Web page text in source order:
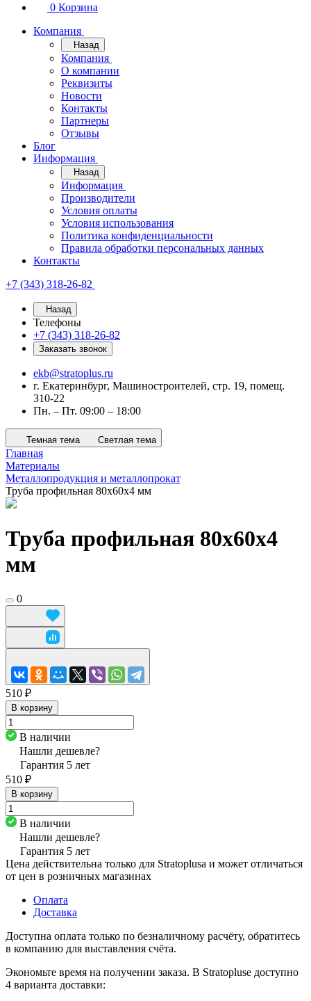
0 Корзина
Компания
Назад
Компания
О компании
Реквизиты
Новости
Контакты
Партнеры
Отзывы
Блог
Информация
Назад
Информация
Производители
Условия оплаты
Условия использования
Политика конфиденциальности
Правила обработки персональных данных
Контакты
+7 (343) 318-26-82
Назад
Телефоны
+7 (343) 318-26-82
Заказать звонок
ekb@stratoplus.ru
г. Екатеринбург, Машиностроителей, стр. 19, помещ.
310-22
Пн. – Пт. 09:00 – 18:00
Темная тема Светлая тема
Главная
Материалы
Металлопродукция и металлопрокат
Труба профильная 80х60х4 мм
Труба профильная 80х60х4
мм
0
510 ₽
В корзину
В наличии
Нашли дешевле?
Гарантия 5 лет
510 ₽
В корзину
В наличии
Нашли дешевле?
Гарантия 5 лет
Цена действительна только для Stratoplusа и может отличаться
от цен в розничных магазинах
Оплата
Доставка
Доступна оплата только по безналичному расчёту, обратитесь
в компанию для выставления счёта.
Экономьте время на получении заказа. В Stratoplusе доступно
4 варианта доставки: